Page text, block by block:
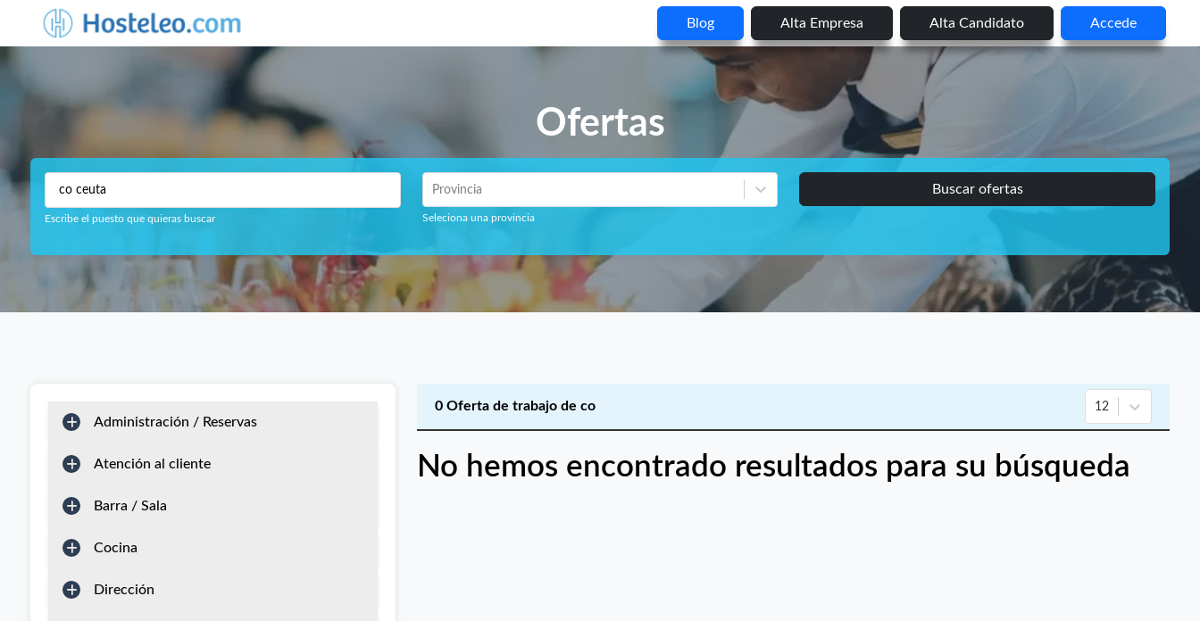
Blog Alta Empresa Alta Candidato Accede
Ofertas
Escribe el puesto que quieras buscar
Provincia
Seleciona una provincia
Buscar ofertas
Administración / Reservas
Atención al cliente
Barra / Sala
Cocina
Dirección
0 Oferta de trabajo de co 12
No hemos encontrado resultados para su búsqueda